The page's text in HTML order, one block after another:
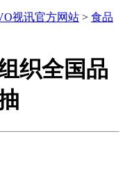
视讯官方网站 > 食品
织全国品